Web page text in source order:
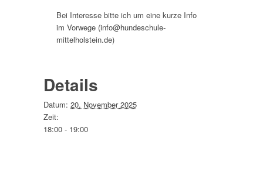
Bei Interesse bitte ich um eine kurze Info
im Vorwege (info@hundeschule-
mittelholstein.de)
Details
Datum: 20. November 2025
Zeit:
18:00 - 19:00